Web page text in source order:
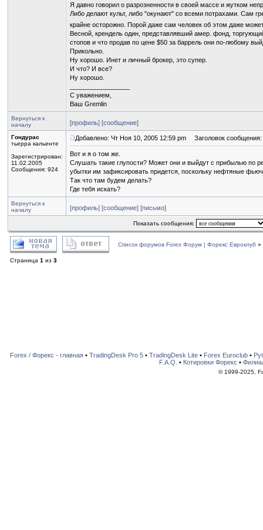
Я давно говорил о разрозненности в своей массе и жутком
Либо делают культ, либо "окунают" со всеми потрахами. Сам
крайне осторожно. Порой даже сам человек об этом даже
Весной, крендель один, представлявший амер. фонд,
стопов и что продав по цене $50 за баррель они по-любому
Прикольно.
Ну хорошо. Инет и личный брокер, это супер.
И что? И все?
Ну хорошо.
С уважением,
Ваш Gremlin
Вернуться к
началу
[профиль] [сообщение]
Гондурас
тьерра кальенте
Зарегистрирован:
11.02.2005
Сообщения: 924
Добавлено: Чт Ноя 10, 2005 12:59 pm Заголовок сообщения:
Вот и я о том же.
Слушать такие глупости? Может они и выйдут с прибылью по
убытки им зафиксировать придется, поскольку нефтяные
Так что там будем делать?
Где тебя искать?
Вернуться к
началу
[профиль] [сообщение] [письмо]
Показать сообщения:
Список форумов Forex Форум | Форекс Евроклуб »
Страница 1 из 3
Forex / Форекс - главная• TradingDesk Pro 5• TradingDesk Lite• Forex Euroclub•
F.A.Q. • Котировки Форекс •
© 1999-2025,